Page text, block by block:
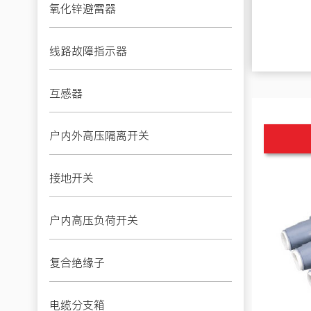
氧化锌避雷器
线路故障指示器
互感器
户内外高压隔离开关
接地开关
户内高压负荷开关
复合绝缘子
电缆分支箱